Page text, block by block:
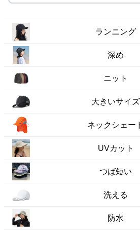
ランニング
深め
ニット
大きいサイズ
ネックシェー
UVカット
つば短い
洗える
防水